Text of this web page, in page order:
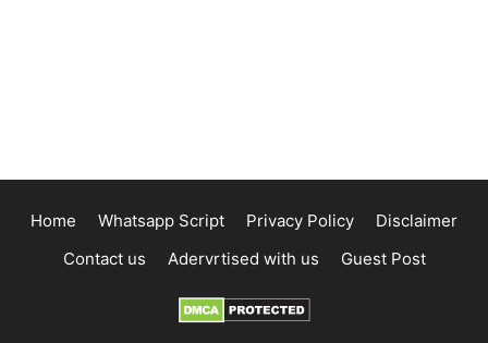
Home Whatsapp Script Privacy Policy
Disclaimer
Contact us
Adervrtised with us Guest Post